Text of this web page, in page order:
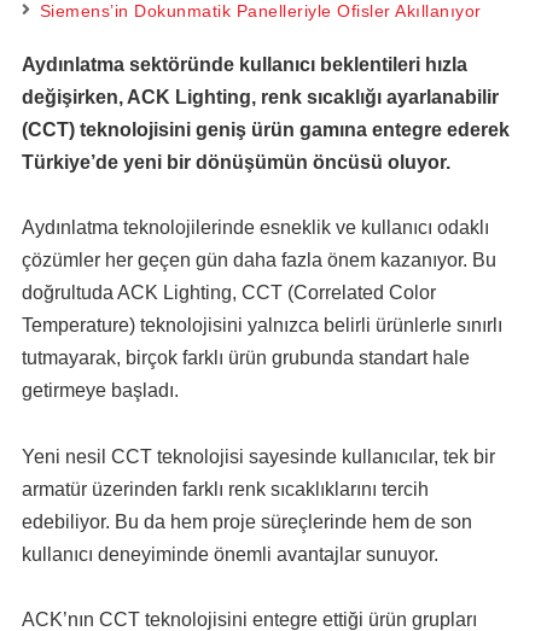
Siemens’in Dokunmatik Panelleriyle Ofisler Akıllanıyor
Aydınlatma sektöründe kullanıcı beklentileri hızla
değişirken, ACK Lighting, renk sıcaklığı ayarlanabilir
(CCT) teknolojisini geniş ürün gamına entegre ederek
Türkiye’de yeni bir dönüşümün öncüsü oluyor.
Aydınlatma teknolojilerinde esneklik ve kullanıcı odaklı
çözümler her geçen gün daha fazla önem kazanıyor. Bu
doğrultuda ACK Lighting, CCT (Correlated Color
Temperature) teknolojisini yalnızca belirli ürünlerle sınırlı
tutmayarak, birçok farklı ürün grubunda standart hale
getirmeye başladı.
Yeni nesil CCT teknolojisi sayesinde kullanıcılar, tek bir
armatür üzerinden farklı renk sıcaklıklarını tercih
edebiliyor. Bu da hem proje süreçlerinde hem de son
kullanıcı deneyiminde önemli avantajlar sunuyor.
ACK’nın CCT teknolojisini entegre ettiği ürün grupları